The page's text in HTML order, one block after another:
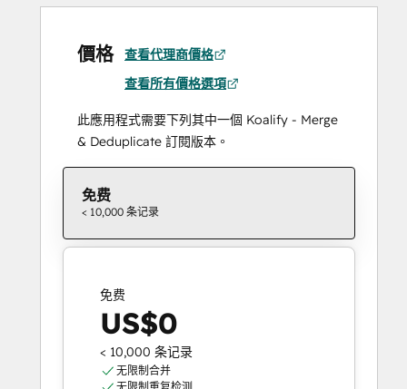
價格
查看代理商價格
查看所有價格選項
此應用程式需要下列其中一個 Koalify - Merge
& Deduplicate 訂閱版本。
免费
< 10,000 条记录
免费
US$0
< 10,000 条记录
无限制合并